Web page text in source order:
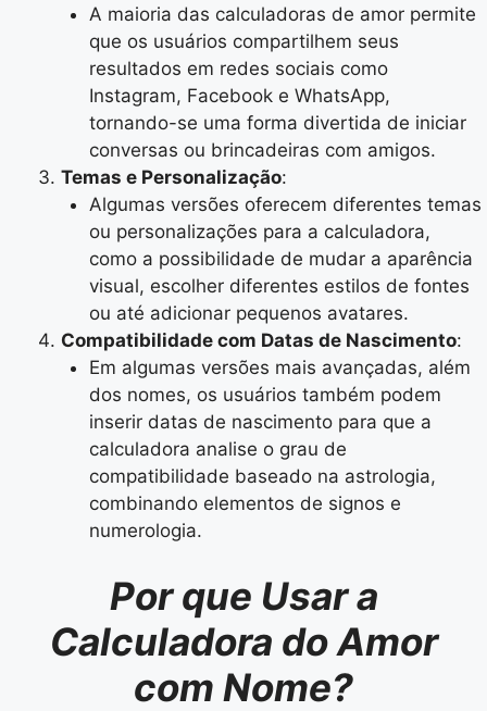
A maioria das calculadoras de amor permite
que os usuários compartilhem seus
resultados em redes sociais como
Instagram, Facebook e WhatsApp,
tornando-se uma forma divertida de iniciar
conversas ou brincadeiras com amigos.
Temas e Personalização:
Algumas versões oferecem diferentes temas
ou personalizações para a calculadora,
como a possibilidade de mudar a aparência
visual, escolher diferentes estilos de fontes
ou até adicionar pequenos avatares.
Compatibilidade com Datas de Nascimento:
Em algumas versões mais avançadas, além
dos nomes, os usuários também podem
inserir datas de nascimento para que a
calculadora analise o grau de
compatibilidade baseado na astrologia,
combinando elementos de signos e
numerologia.
Por que Usar a
Calculadora do Amor
com Nome?